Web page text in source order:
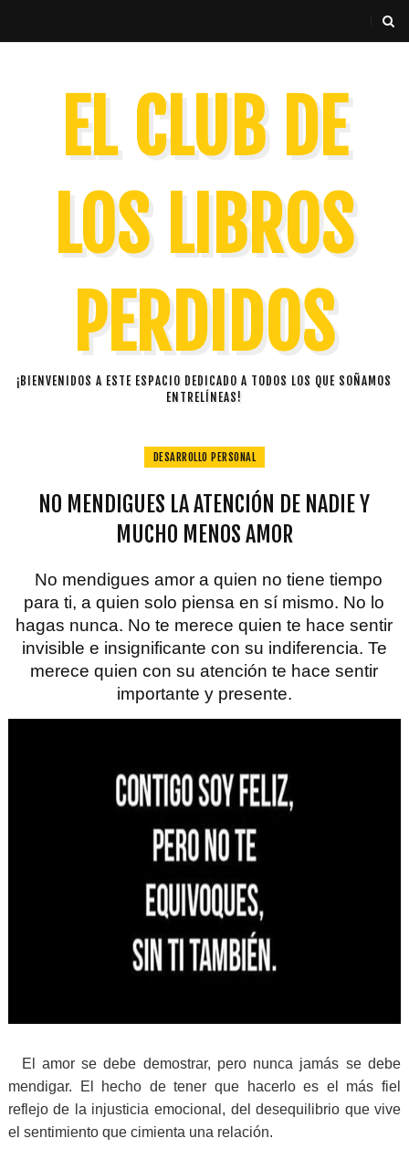
EL CLUB DE
LOS LIBROS
PERDIDOS
¡BIENVENIDOS A ESTE ESPACIO DEDICADO A TODOS LOS QUE SOÑAMOS
ENTRELÍNEAS!
DESARROLLO PERSONAL
NO MENDIGUES LA ATENCIÓN DE NADIE Y
MUCHO MENOS AMOR
No mendigues amor a quien no tiene tiempo
para ti, a quien solo piensa en sí mismo. No lo
hagas nunca. No te merece quien te hace sentir
invisible e insignificante con su indiferencia. Te
merece quien con su atención te hace sentir
importante y presente.
El amor se debe demostrar, pero nunca jamás se debe
mendigar. El hecho de tener que hacerlo es el más fiel
reflejo de la injusticia emocional, del desequilibrio que vive
el sentimiento que cimienta una relación.